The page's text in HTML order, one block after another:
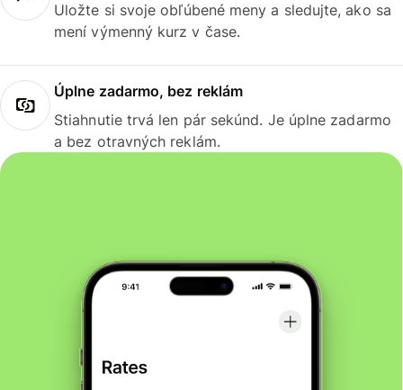
Uložte si svoje obľúbené meny a sledujte, ako sa
mení výmenný kurz v čase.
Úplne zadarmo, bez reklám
Stiahnutie trvá len pár sekúnd. Je úplne zadarmo
a bez otravných reklám.